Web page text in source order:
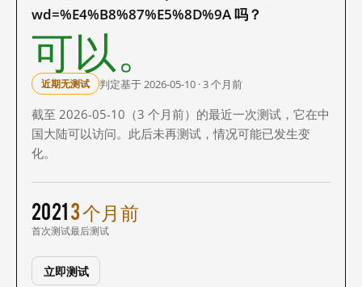
wd=%E4%B8%87%E5%8D%9A 吗？
可以。
近期无测试 判定基于 2026-05-10 · 3 个月前
截至 2026-05-10（3 个月前）的最近一次测试，它在中
国大陆可以访问。此后未再测试，情况可能已发生变
化。
2021
首次测试
3 个月前
最后测试
立即测试